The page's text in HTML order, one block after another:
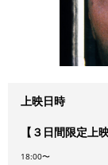
上映日時
【３日間限定上
18:00〜